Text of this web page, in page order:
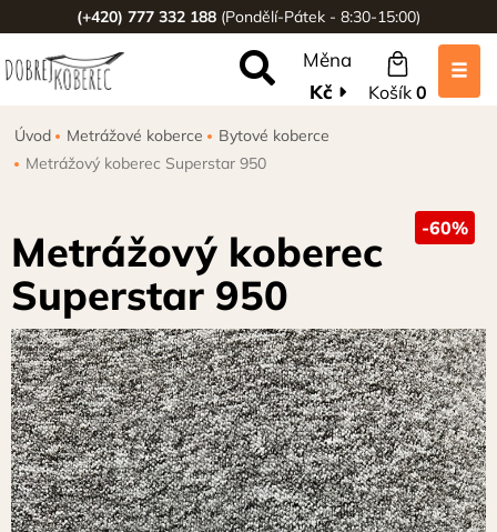
(+420) 777 332 188 (Pondělí-Pátek - 8:30-15:00)
Košík 0
Měna
Kč
Úvod Metrážové koberce
Bytové koberce
Metrážový koberec Superstar 950
Metrážový koberec
Superstar 950
-60%